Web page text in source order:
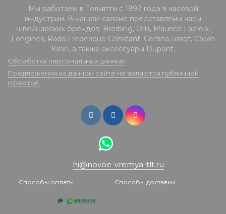
Мы работаем в Тольятти с 1997 года в часовой
индустрии. В нашем салоне представлены часы
швейцарских брендов: Breitling, Oris, Maurice Lacroix,
Longines, Rado,Frederique Constant, Certina,Tissot, Calvin
Klein, а также аксессуары Dupont.
Обработка персональных данных
Предложения на данном сайте не являются публичной
офертой.
hi@novoe-vremya-tlt.ru
Способы оплаты Способы доставки